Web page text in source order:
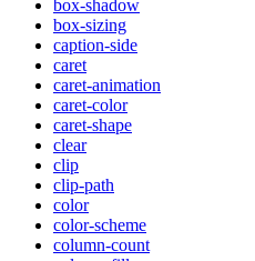
box-shadow
box-sizing
caption-side
caret
caret-animation
caret-color
caret-shape
clear
clip
clip-path
color
color-scheme
column-count